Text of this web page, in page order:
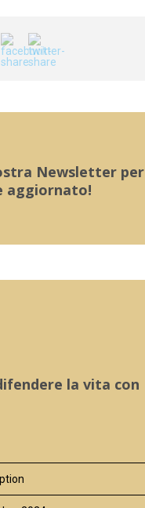
Newsletter per
aggiornato!
la vita con